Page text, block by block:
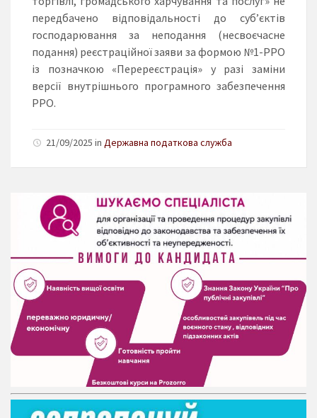
передбачено відповідальності до суб’єктів
господарювання за неподання (несвоєчасне
подання) реєстраційної заяви за формою №1-РРО
із позначкою «Перереєстрація» у разі заміни
версії внутрішнього програмного забезпечення
РРО.
21/09/2025 in Державна податкова служба